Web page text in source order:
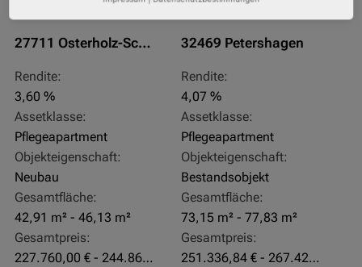
27711 Osterholz-Scharmbeck
Rendite:
3,60 %
Assetklasse:
Pflegeapartment
Objekteigenschaft:
Neubau
Gesamtfläche:
42,91 m² - 46,13 m²
Gesamtpreis:
227.760,00 € - 244.860,00 €
32469 Petershagen
Rendite:
4,07 %
Assetklasse:
Pflegeapartment
Objekteigenschaft:
Bestandsobjekt
Gesamtfläche:
73,15 m² - 77,83 m²
Gesamtpreis:
251.336,84 € - 267.420,00 €